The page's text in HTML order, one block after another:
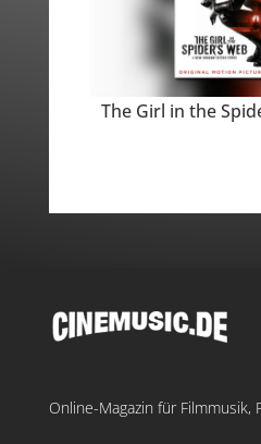
The Girl in the
Online-Magazin für Filmmusik,